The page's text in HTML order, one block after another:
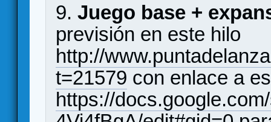
9. Juego base +
previsión en este hilo
http://
t=21579 con enlace a
https://